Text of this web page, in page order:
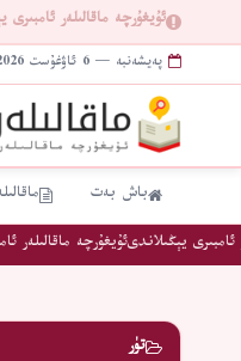
ئۇيغۇرچە ماقالىلەر ئامبىرى
پەيشەنبە — 6 ئاۋغۇست 2026 | ھ 21 سەفەر 1448
باش بەت
يېڭىلاندىئۇيغۇرچە ماقالىلەر
تۈر